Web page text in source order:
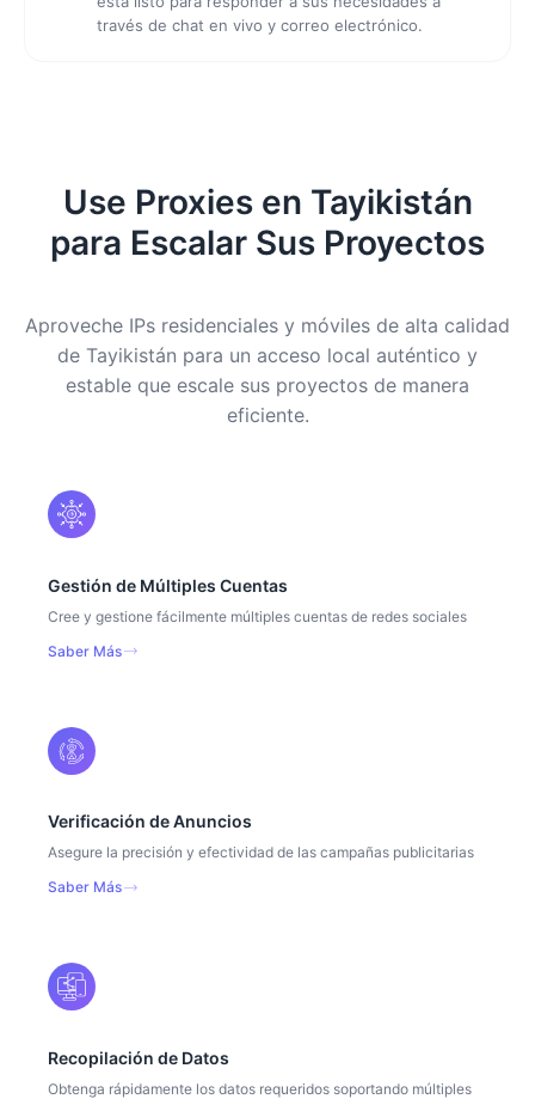
través de chat en vivo y correo electrónico.
Use Proxies en Tayikistán
para Escalar Sus Proyectos
Aproveche IPs residenciales y móviles de alta calidad
de Tayikistán para un acceso local auténtico y
estable que escale sus proyectos de manera
eficiente.
Gestión de Múltiples Cuentas
Cree y gestione fácilmente múltiples cuentas de redes sociales
Saber Más
Verificación de Anuncios
Asegure la precisión y efectividad de las campañas publicitarias
Saber Más
Recopilación de Datos
Obtenga rápidamente los datos requeridos soportando múltiples